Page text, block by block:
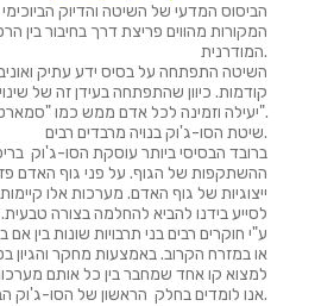
הביסוס המדעי של השיטה והדיוק
המקורות מהווים פריצת דרך בחיבור בין
המודרנית.
השיטה התפתחה על בסיס ידע עתיק
קודמות. כיוון שהתפתחה בעידן זה של
יעילה וזמינה לכל אדם ממש כמו "סמארטפון".
שיטת הסו-ג'וק בנויה מרבדים רבים.
ברובד הבסיסי ביותר עוסקת הסו-ג'וק
ההשתקפות של הגוף. על פני גוף האדם
ייצוגיות של גוף האדם. מערכות אלו
לסייע בידנו להביא להחלמה בצורה
ע"י חוקרים רבים בני תרבויות שונות בין
או במזרח הקרוב. באמצעות מחקר והגיון
למצוא קו אחד שמחבר בין כל אותם
אנו לומדים בחלק הראשון של הסו-ג'וק הבסיסי, סו-ג'וק לכולם.